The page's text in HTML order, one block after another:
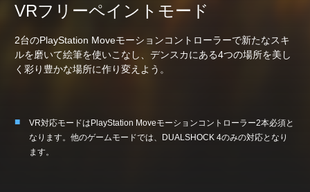
VRフリーペイントモード
2台のPlayStation Moveモーションコントローラーで新たなスキ
ルを磨いて絵筆を使いこなし、デンスカにある4つの場所を美し
く彩り豊かな場所に作り変えよう。
VR対応モードはPlayStation Moveモーションコントローラー2本必須と
なります。他のゲームモードでは、DUALSHOCK 4のみの対応となり
ます。